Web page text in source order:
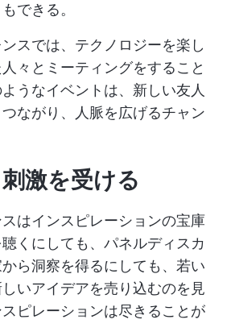
できる。
スでは、テクノロジーを楽し
々とミーティングをすること
うなイベントは、新しい友人
ながり、人脈を広げるチャン
激を受ける
はインスピレーションの宝庫
くにしても、パネルディスカ
ら洞察を得るにしても、若い
いアイデアを売り込むのを見
ピレーションは尽きることが